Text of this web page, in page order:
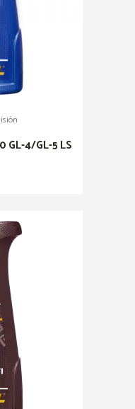
GL-4/GL-5 LS